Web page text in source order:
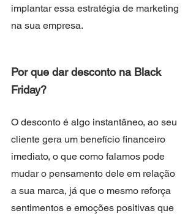
implantar essa estratégia de marketing
na sua empresa.
Por que dar desconto na Black
Friday?
O desconto é algo instantâneo, ao seu
cliente gera um benefício financeiro
imediato, o que como falamos pode
mudar o pensamento dele em relação
a sua marca, já que o mesmo reforça
sentimentos e emoções positivas que